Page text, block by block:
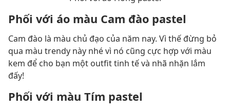
Phối với áo màu Cam đào pastel
Cam đào là màu chủ đạo của năm nay. Vì thế đừng bỏ
qua màu trendy này nhé vì nó cũng cực hợp với màu
kem để cho bạn một outfit tinh tế và nhã nhặn lắm
đấy!
Phối với màu Tím pastel